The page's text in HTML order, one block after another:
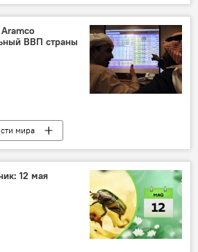
пожар
ВВП страны
мира
Saudi Aramco
Показатели ВВП
12 мая